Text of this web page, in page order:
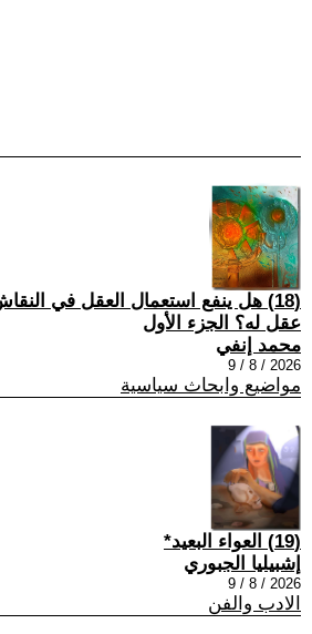
(18) هل ينفع استعمال العقل في
عقل له؟ الجزء الأول
محمد إنفي
2026 / 8 / 9
مواضيع وابحاث سياسية
(19) العواء البعيد*
إشبيليا الجبوري
2026 / 8 / 9
الادب والفن